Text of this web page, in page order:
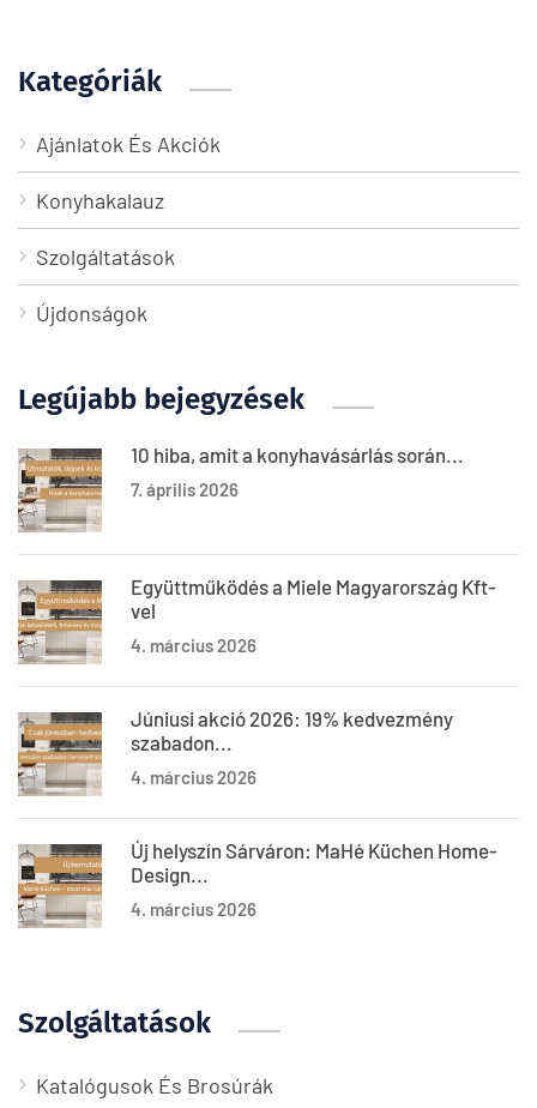
Kategóriák
Ajánlatok És Akciók
Konyhakalauz
Szolgáltatások
Újdonságok
Legújabb bejegyzések
10 hiba, amit a konyhavásárlás során...
7. április 2026
Együttműködés a Miele Magyarország Kft-
vel
4. március 2026
Júniusi akció 2026: 19% kedvezmény
szabadon...
4. március 2026
Új helyszín Sárváron: MaHé Küchen Home-
Design...
4. március 2026
Szolgáltatások
Katalógusok És Brosúrák